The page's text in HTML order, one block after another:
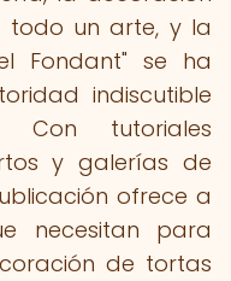
un arte, y la
Fondant" se ha
indiscutible
Con tutoriales
y galerías de
ofrece a
necesitan para
de tortas